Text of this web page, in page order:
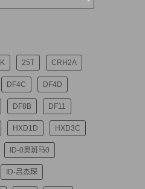
25T CRH2A
DF4C DF4D
DF8B DF11
HXD1D HXD3C
ID-0奥斑马0
ID-吕杰琛